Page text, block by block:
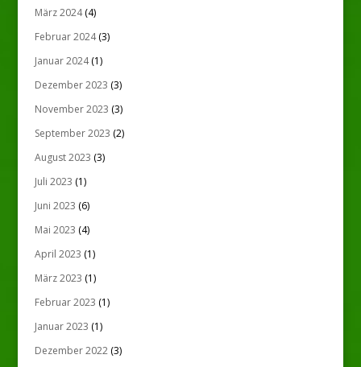
März 2024(4)
Februar 2024(3)
Januar 2024(1)
Dezember 2023 (3)
November 2023 (3)
September 2023 (2)
August 2023 (3)
Juli 2023 (1)
Juni 2023 (6)
Mai 2023 (4)
April 2023 (1)
März 2023 (1)
Februar 2023 (1)
Januar 2023 (1)
Dezember 2022(3)